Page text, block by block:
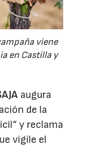
viene
en Castilla y
augura
de la
y reclama
vigile el